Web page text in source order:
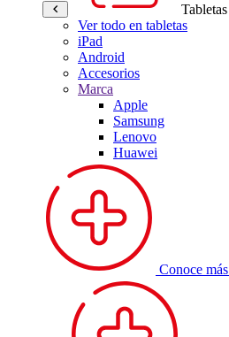
Tabletas
Ver todo en tabletas
iPad
Android
Accesorios
Marca
Apple
Samsung
Lenovo
Huawei
Conoce más